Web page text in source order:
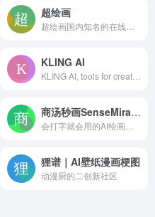
超绘画
KLING AI
商汤秒画SenseMirage
狸谱｜AI壁纸漫画梗图
动漫厨的二创新社区